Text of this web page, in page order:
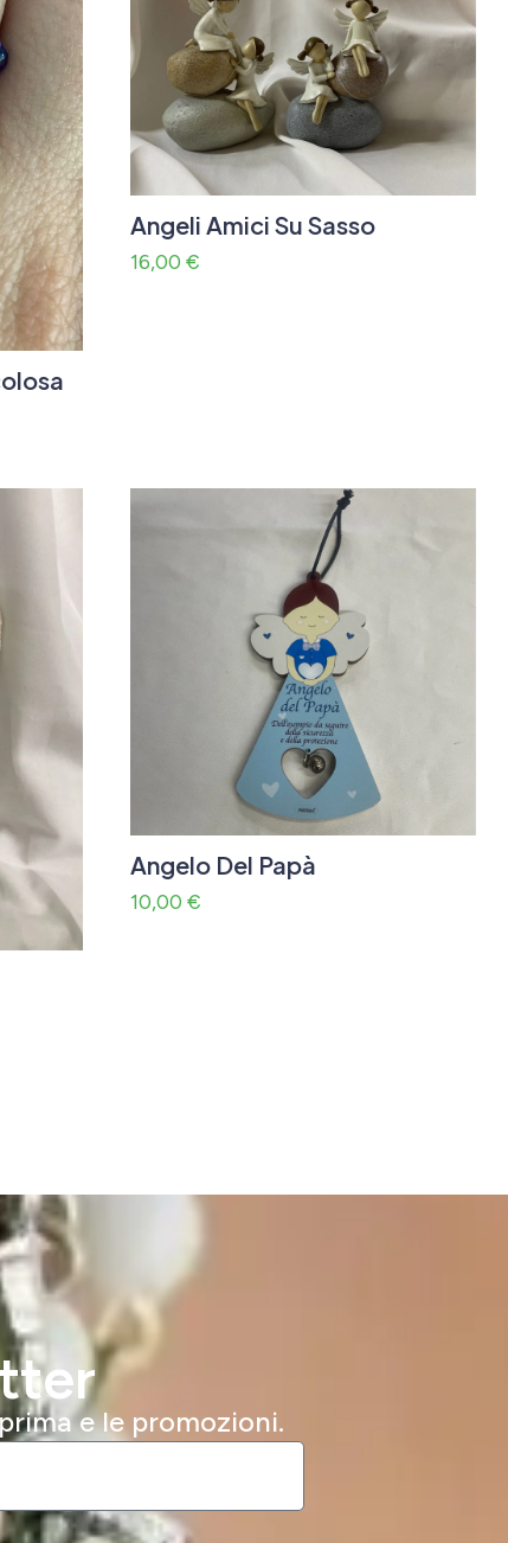
Angeli Amici Su Sasso
16,00 €
Angelo Del Papà
10,00 €
e le promozioni.